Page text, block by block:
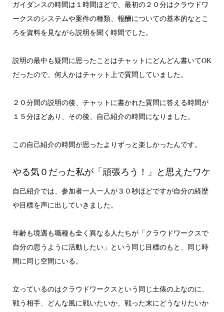
ガイダンスの時間は１時間ほどで、最初の２０分はクラウドワ
ークスのシステムや案件の種類、報酬についての基本的なとこ
ろを資料を見ながら説明を聞く時間でした。
説明の最中も疑問に思ったことはチャットにどんどん書いてOK
だったので、何人かはチャット上で質問していました。
２０分間の説明の後、チャットに書かれた質問に答える時間が
１５分ほどあり、その後、自己紹介の時間になりました。
この自己紹介の時間が思ったよりずっと楽しかったんです。
やる気０だった私が「頑張ろう！」と思えたワケ
自己紹介では、参加者一人一人が３０秒ほどですが自分の経歴
や目標を声に出していきました。
年齢も境遇も職種も全く異なる人たちが「クラウドワークスで
自分の思うように活動したい」という同じ目標のもと、同じ時
間に同じ空間にいる。
立っているのはクラウドワークスという同じ土俵の上なのに、
戦う相手、どんな風に戦いたいか、戦った末にどうなりたいか